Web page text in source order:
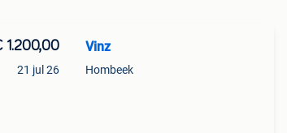
1.200,00
21 jul 26
Vinz
Hombeek